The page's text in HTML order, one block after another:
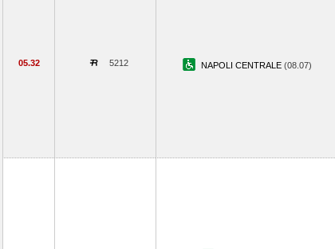
05.32 5212 NAPOLI CENTRALE (08.07)